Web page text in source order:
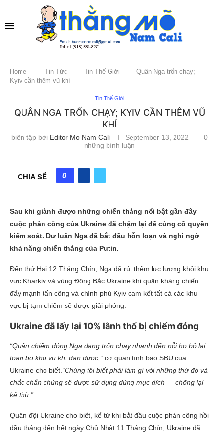
Home Tin Tức Tin Thế Giới
Quân Nga trốn chạy;
Kyiv cần thêm vũ khí
Tin Thế Giới
QUÂN NGA TRỐN CHẠY; KYIV CẦN THÊM VŨ
KHÍ
biên tập bởi Editor Mo Nam Cali September 13, 2022
0
những bình luận
CHIA SẼ 0
Sau khi giành được những chiến thắng nổi bật gần đây,
cuộc phản công của Ukraine đã chậm lại để củng cố quyền
kiểm soát. Dư luận Nga đã bắt đầu hỗn loạn và nghi ngờ
khả năng chiến thắng của Putin.
Đến thứ Hai 12 Tháng Chín, Nga đã rút thêm lực lượng khỏi khu
vực Kharkiv và vùng Đông Bắc Ukraine khi quân kháng chiến
đẩy mạnh tấn công và chính phủ Kyiv cam kết tất cả các khu
vực bị tạm chiếm sẽ được giải phóng.
Ukraine đã lấy lại 10% lãnh thổ bị chiếm đóng
“Quân chiếm đóng Nga đang trốn chạy nhanh đến nỗi họ bỏ lại
toàn bộ kho vũ khí đạn dược,” cơ quan tình báo SBU của
Ukraine cho biết. “Chúng tôi biết phải làm gì với những thứ đó và
chắc chắn chúng sẽ được sử dụng đúng mục đích — chống lại
kẻ thù.”
Quân đội Ukraine cho biết, kể từ khi bắt đầu cuộc phản công hồi
đầu tháng đến hết ngày Chủ Nhật 11 Tháng Chín, Ukraine đã